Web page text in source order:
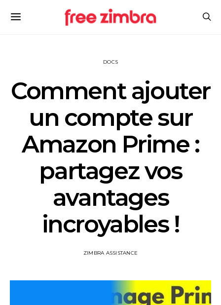
DOCS
Comment ajouter
un compte sur
Amazon Prime :
partagez vos
avantages
incroyables !
ZIMBRA ASSISTANCE